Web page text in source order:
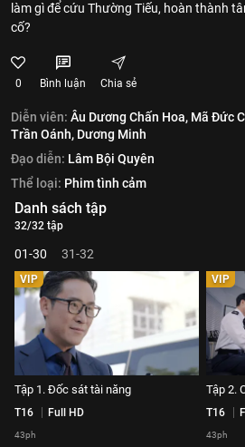
làm gì để cứu Thường Tiếu, hoàn thành
cố?
0 Bình luận Chia sẻ
Diễn viên: Âu Dương Chấn Hoa, Mã Đức
Trần Oánh, Dương Minh
Đạo diễn: Lâm Bội Quyên
Thể loại: Phim tình cảm
Danh sách tập
32/32 tập
01-30 31-32
VIP
Tập 1. Đốc sát tài năng
T16 Full HD
43ph
VIP
Tập 2.
T16
43ph